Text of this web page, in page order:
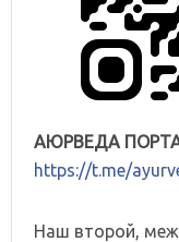
АЮРВЕДА
https://t.me/
Наш второй,